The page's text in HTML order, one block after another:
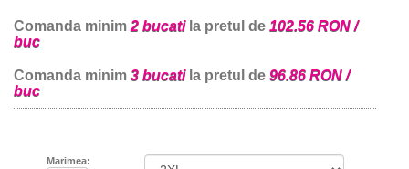
Comanda minim 2 bucatila pretul de 102.56 RON /
buc
Comanda minim 3 bucatila pretul de 96.86 RON /
buc
Marimea: